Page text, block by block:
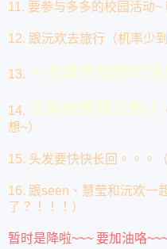
11. 要参与多多的校园活动
12. 跟沅欢去旅行（机率少到
13. 一定要参加跨年活
14. 见到我想要见的人
想~）
15. 头发要快快长回。。。（
16. 跟seen、慧莹和沅欢一
了？！！！）
暂时是降啦~~~ 要加油咯